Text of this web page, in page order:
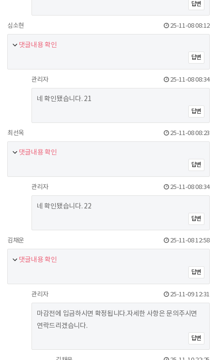
답변
심소현 25-11-08 08:12
댓글내용 확인
답변
관리자 25-11-08 08:34
네 확인됐습니다. 21
답변
최선옥 25-11-08 08:23
댓글내용 확인
답변
관리자 25-11-08 08:34
네 확인됐습니다. 22
답변
김채운 25-11-08 12:58
댓글내용 확인
답변
관리자 25-11-09 12:31
마감전에 입금하시면 확정됩니다.자세한 사항은 문의주시면
연락드리겠습니다.
답변